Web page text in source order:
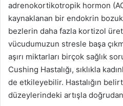
adrenokortikotropik hormon
kaynaklanan bir endokrin
bezlerin daha fazla kortizol
vücudumuzun stresle başa
aşırı miktarları birçok sağlık
Cushing Hastalığı, sıklıkla
de etkileyebilir. Hastalığın
düzeylerindeki artışla